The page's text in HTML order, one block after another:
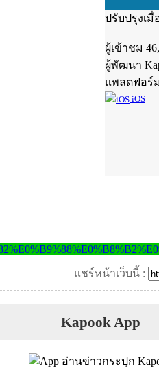
ปรับปรุงเมื่
ผู้เข้าชม
ผู้พัฒนา
แพลตฟอร์ม
iOS
แชร์หน้าเว็บนี้ :
Kapook App